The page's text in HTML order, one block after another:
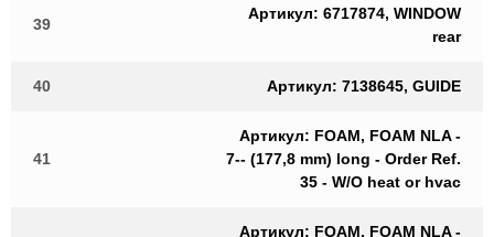
39
Артикул: 6717874, WINDOW
rear
40 Артикул: 7138645, GUIDE
41
Артикул: FOAM, FOAM NLA -
7-- (177,8 mm) long - Order Ref.
35 - W/O heat or hvac
Артикул: FOAM, FOAM NLA -